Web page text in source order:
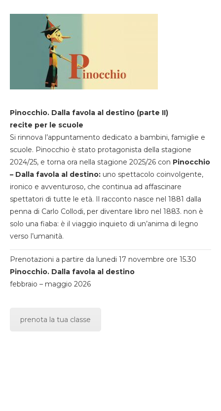
Pinocchio. Dalla favola al destino (parte II)
recite per le scuole
Si rinnova l’appuntamento dedicato a bambini, famiglie e
scuole. Pinocchio è stato protagonista della stagione
2024/25, e torna ora nella stagione 2025/26 con Pinocchio
– Dalla favola al destino: uno spettacolo coinvolgente,
ironico e avventuroso, che continua ad affascinare
spettatori di tutte le età. Il racconto nasce nel 1881 dalla
penna di Carlo Collodi, per diventare libro nel 1883. non è
solo una fiaba: è il viaggio inquieto di un’anima di legno
verso l’umanità.
Prenotazioni a partire da lunedi 17 novembre ore 15.30
Pinocchio. Dalla favola al destino
febbraio – maggio 2026
prenota la tua classe